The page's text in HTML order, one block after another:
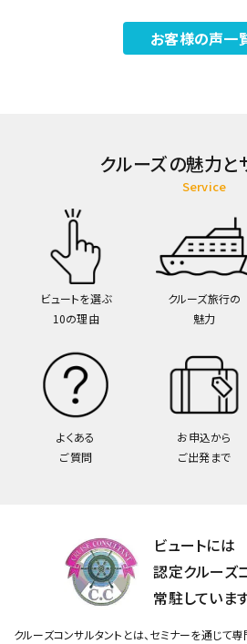
お客様の声一
クルーズの魅力と
Service
ビュートを選ぶ
10の理由
クルーズ旅行の
魅力
よくある
ご質問
お申込から
ご出発まで
ビュートには
認定クルーズ
常駐していま
クルーズコンサルタントとは、セミナーを通じて